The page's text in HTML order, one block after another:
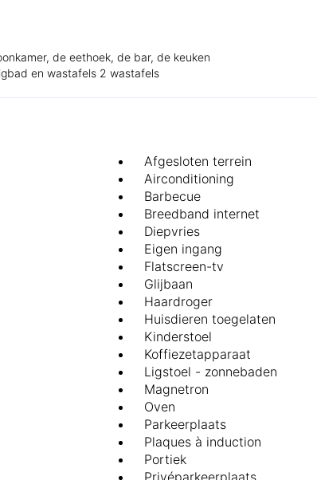
de eethoek, de bar, de keuken
en wastafels 2 wastafels
Afgesloten terrein
Airconditioning
Barbecue
Breedband internet
Diepvries
Eigen ingang
Flatscreen-tv
Glijbaan
Haardroger
Huisdieren toegelaten
Kinderstoel
Koffiezetapparaat
Ligstoel - zonnebaden
Magnetron
Oven
Parkeerplaats
Plaques à induction
Portiek
Privéparkeerplaats